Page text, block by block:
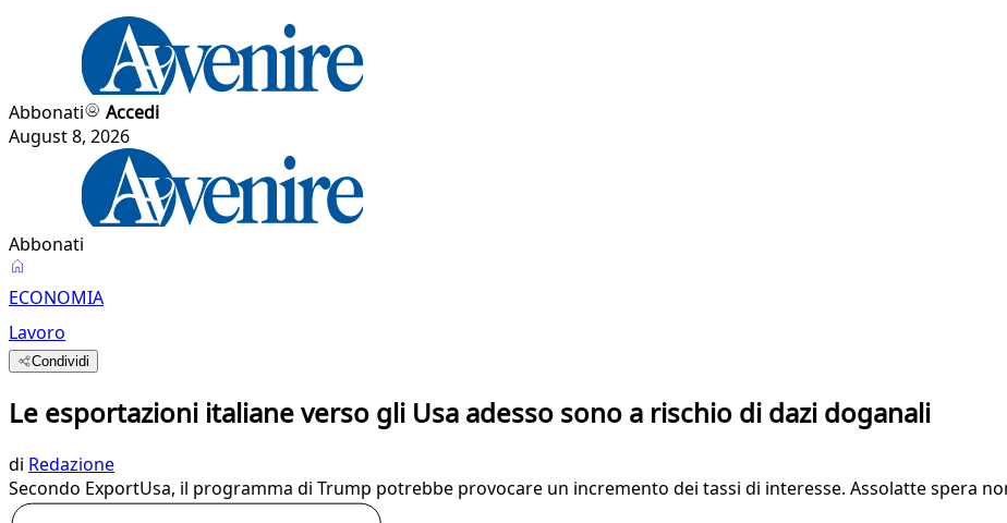
Abbonati
Accedi
August 8, 2026
Abbonati
ECONOMIA
Lavoro
Condividi
Le esportazioni italiane verso gli Usa adesso sono a rischio di dazi doganali
di Redazione
Secondo ExportUsa, il programma di Trump potrebbe provocare un incremento dei tassi di interesse. Assolatte spera